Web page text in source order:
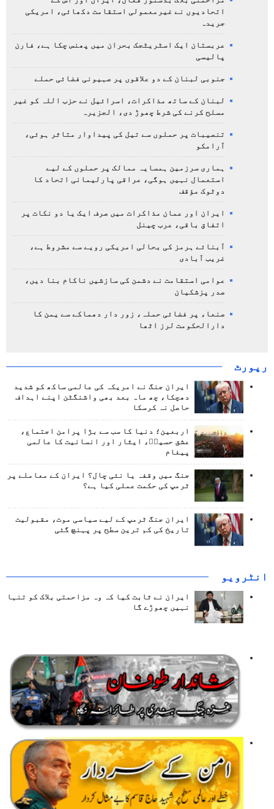
اتحادیوں نے غیرمعمولی استقامت دکھائی، امریکی
جریدہ
عربستان ایک اسٹریٹجک بحران میں پھنس چکا ہے، فارن
پالیسی
جنوبی لبنان کے دو علاقوں پر صہیونی فضائی حملے
لبنان کے ساتھ مذاکرات، اسرائیل نے حزب اللہ کو غیر
مسلح کرنے کی شرط چھوڑ دی، الجزیرہ
تنصیبات پر حملوں سے تیل کی پیداوار متاثر ہوئی،
آرامکو
ہماری سرزمین ہمسایہ ممالک پر حملوں کے لیے
استعمال نہیں ہوگی، عراقی پارلیمانی اتحاد کا
دوٹوک مؤقف
ایران اور عمان مذاکرات میں صرف ایک یا دو نکات پر
اتفاق باقی، عرب چینل
آبنائے ہرمز کی بحالی امریکی رویے سے مشروط ہے،
غریب آبادی
عوامی استقامت نے دشمن کی سازشیں ناکام بنا دیں،
صدر پزشکیان
صنعاء پر فضائی حملہ، زور دار دھماکے سے یمن کا
دارالحکومت لرز اٹھا
رپورٹ
ایران جنگ نے امریکہ کی عالمی ساکھ کو شدید
دھچکا، چھ ماہ بعد بھی واشنگٹن اپنے اہداف
حاصل نہ کرسکا
اربعین؛ دنیا کا سب سے بڑا پرامن اجتماع،
عشق حسینؑ، ایثار اور انسانیت کا عالمی
پیغام
جنگ میں وقفہ یا نئی چال؟ ایران کے معاملے پر
ٹرمپ کی حکمت عملی کیا ہے؟
ایران جنگ ٹرمپ کے لیے سیاسی موت، مقبولیت
تاریخ کی کم ترین سطح پر پہنچ گئی
انٹرويو
ایران نے ثابت کیا کہ وہ مزاحمتی بلاک کو تنہا
نہیں چھوڑے گا